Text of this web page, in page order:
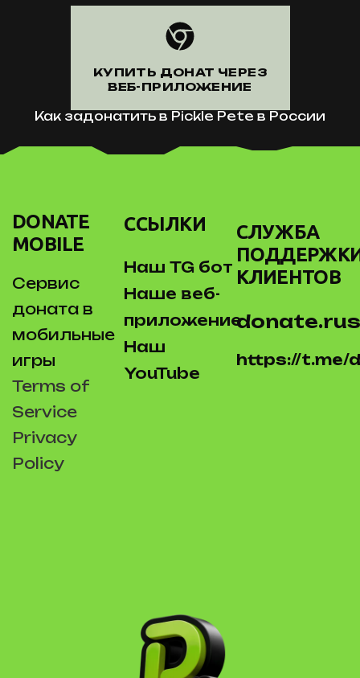
КУПИТЬ ДОНАТ ЧЕРЕЗ
ВЕБ-ПРИЛОЖЕНИЕ
Как задонатить в Pickle Pete в России
DONATE
MOBILE
Сервис
доната в
мобильные
игры
Terms of
Service
Privacy
Policy
ССЫЛКИ
Наш TG бот
Наше веб-
приложение
Наш
YouTube
СЛУЖБА
КЛИЕНТОВ
https://t.me/